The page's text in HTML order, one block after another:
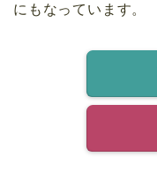
にもなっています。